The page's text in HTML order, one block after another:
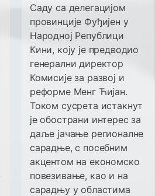
Саду са делегацијом
провинције Фуђијен у
Народној Републици
Кини, коју је предводио
генерални директор
Комисије за развој и
реформе Менг Ћијан.
Током сусрета истакнут
је обострани интерес за
даље јачање регионалне
сарадње, с посебним
акцентом на економско
повезивање, као и на
сарадњу у областима